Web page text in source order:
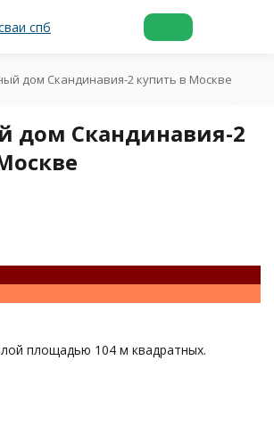
дом Скандинавия-2 купить в Москве
дом Скандинавия-2
площадью 104 м квадратных.